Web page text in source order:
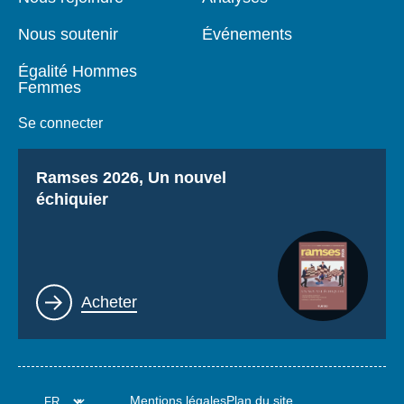
Nous soutenir
Égalité Hommes
Femmes
Se connecter
Événements
Titre
Ramses 2026, Un nouvel
échiquier
Lien
Acheter
Mentions légalesPlan du site